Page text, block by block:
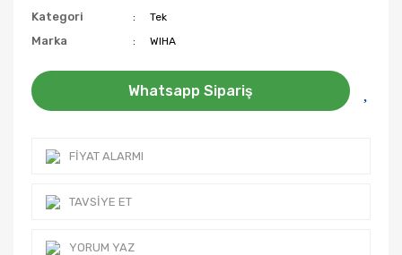
Kategori Tek
Marka WIHA
Whatsapp Sipariş
FIYAT ALARMI
TAVSIYE ET
YORUM YAZ